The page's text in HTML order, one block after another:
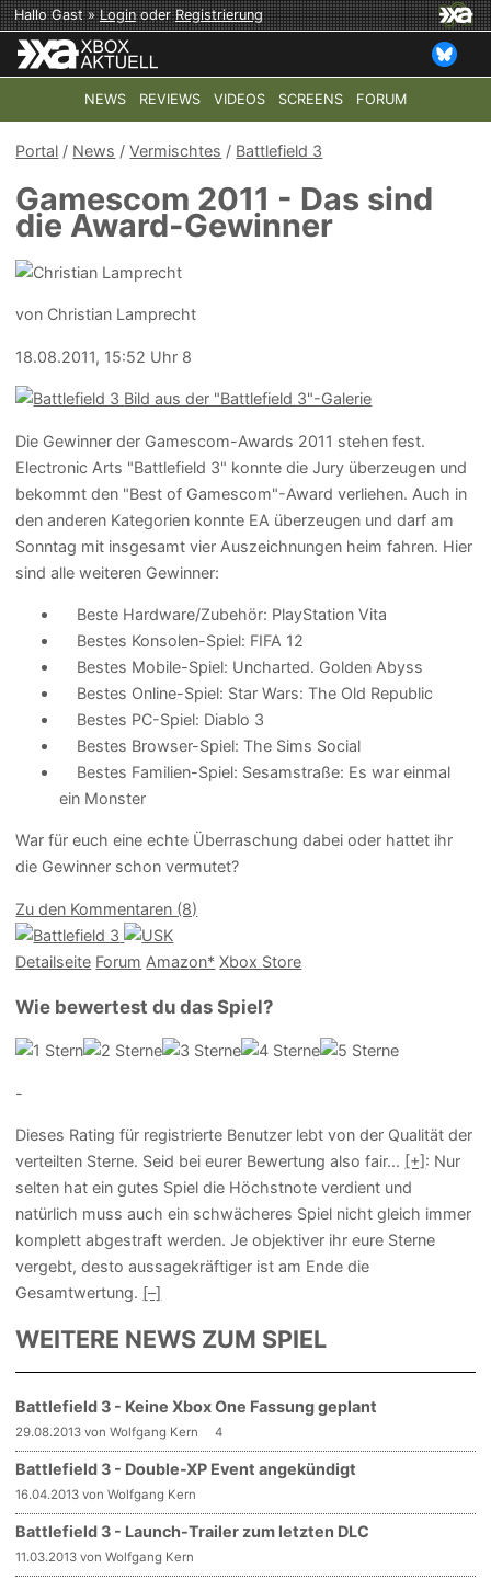
Hallo Gast »LoginoderRegistrierung
NEWS REVIEWS VIDEOS SCREENS FORUM
TOP-THEMEN: COD: MODERN WARFARE 4 HALO:
Portal / News /Vermischtes / Battlefield 3
Gamescom 2011 - Das sind
die Award-Gewinner
von Christian Lamprecht
18.08.2011, 15:52 Uhr 8
Bild aus der "Battlefield 3"-Galerie
Die Gewinner der Gamescom-Awards 2011 stehen fest.
Electronic Arts "Battlefield 3" konnte die Jury überzeugen und
bekommt den "Best of Gamescom"-Award verliehen. Auch in
den anderen Kategorien konnte EA überzeugen und darf am
Sonntag mit insgesamt vier Auszeichnungen heim fahren. Hier
sind alle weiteren Gewinner:
Beste Hardware/Zubehör: PlayStation Vita
Bestes Konsolen-Spiel: FIFA 12
Bestes Mobile-Spiel: Uncharted. Golden Abyss
Bestes Online-Spiel: Star Wars: The Old Republic
Bestes PC-Spiel: Diablo 3
Bestes Browser-Spiel: The Sims Social
Bestes Familien-Spiel: Sesamstraße: Es war einmal
ein Monster
War für euch eine echte Überraschung dabei oder hattet ihr
die Gewinner schon vermutet?
Zu den Kommentaren (8)
Detailseite Forum Amazon* Xbox Store
Wie bewertest du das Spiel?
-
Dieses Rating für registrierte Benutzer lebt von der Qualität der
verteilten Sterne. Seid bei eurer Bewertung also fair... [+] : Nur
selten hat ein gutes Spiel die Höchstnote verdient und
natürlich muss auch ein schwächeres Spiel nicht gleich immer
komplett abgestraft werden. Je objektiver ihr eure Sterne
vergebt, desto aussagekräftiger ist am Ende die
Gesamtwertung. [–]
WEITERE NEWS ZUM SPIEL
Battlefield 3 - Keine Xbox One Fassung geplant
29.08.2013 von Wolfgang Kern 4
Battlefield 3 - Double-XP Event angekündigt
16.04.2013 von Wolfgang Kern
Battlefield 3 - Launch-Trailer zum letzten DLC
11.03.2013 von Wolfgang Kern